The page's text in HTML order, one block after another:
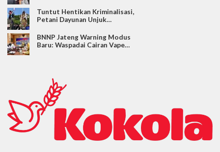
Tuntut Hentikan Kriminalisasi,
Petani Dayunan Unjuk…
BNNP Jateng Warning Modus
Baru: Waspadai Cairan Vape…